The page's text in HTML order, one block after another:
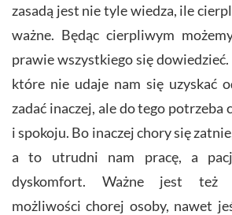
zasadą jest nie tyle wiedza, ile
ważne. Będąc cierpliwym
prawie wszystkiego się
które nie udaje nam się uzyskać
zadać inaczej, ale do tego potrzeba
i spokoju. Bo inaczej chory się
a to utrudni nam pracę, a
dyskomfort. Ważne jest też
możliwości chorej osoby, nawet